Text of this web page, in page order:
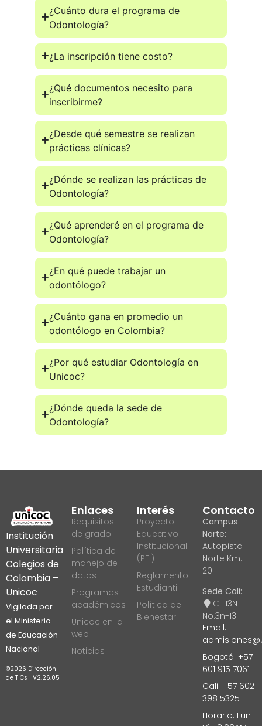
¿Cuánto dura el programa de
Odontología?
¿La inscripción tiene costo?
¿Qué documentos necesito para
inscribirme?
¿Desde qué semestre se realizan
prácticas clínicas?
¿Dónde se realizan las prácticas de
Odontología?
¿Qué aprenderé en el programa de
Odontología?
¿En qué puede trabajar un
odontólogo?
¿Cuánto gana en promedio un
odontólogo en Colombia?
¿Por qué estudiar Odontología en
Unicoc?
¿Dónde queda la sede de
Odontología?
Institución
Universitaria
Colegios de
Colombia –
Unicoc
Vigilada por
el Ministerio
de Educación
Nacional
©2026 Dirección
de TICs | V2.26.05
Enlaces
Requisitos
de grado
Política de
manejo de
datos
Programas
académicos
Unicoc en la
web
Noticias
Interés
Proyecto
Educativo
Institucional
(PEI)
Reglamento
Estudiantil
Política de
Bienestar
Contacto
Campus
Norte:
Autopista
Norte Km.
20
Sede Cali:
Cl. 13N
No.3n-13
Email:
Bogotá: +57
601 915 7061
Cali: +57 602
398 5325
Horario: Lun-